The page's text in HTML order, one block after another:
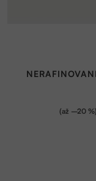
(až –20 %)